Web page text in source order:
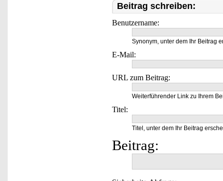
Beitrag schreiben:
Benutzername:
Synonym, unter dem Ihr Beitrag
E-Mail:
URL zum Beitrag:
Weiterführender Link zu Ihrem
Titel:
Titel, unter dem Ihr Beitrag
Beitrag: